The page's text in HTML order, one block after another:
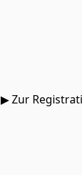
▶ Zur